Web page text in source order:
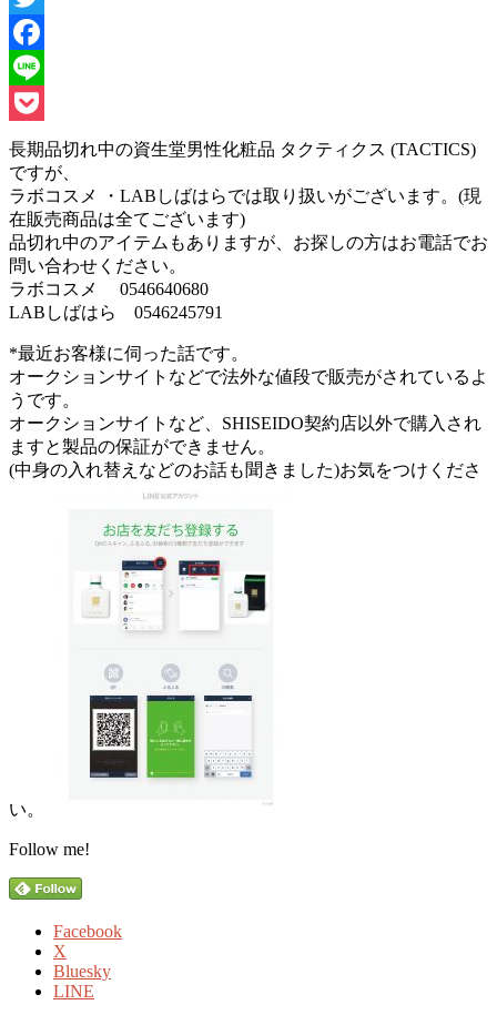
Twitter
Facebook
Line
Pocket
長期品切れ中の資生堂男性化粧品 タクティクス (TACTICS)
ですが、
ラボコスメ ・LABしばはらでは取り扱いがございます。(現
在販売商品は全てございます)
品切れ中のアイテムもありますが、お探しの方はお電話でお
問い合わせください。
ラボコスメ 0546640680
LABしばはら 0546245791
*最近お客様に伺った話です。
オークションサイトなどで法外な値段で販売がされているよ
うです。
オークションサイトなど、SHISEIDO契約店以外で購入され
ますと製品の保証ができません。
(中身の入れ替えなどのお話も聞きました)お気をつけくださ
い。
Follow me!
Facebook
X
Bluesky
LINE